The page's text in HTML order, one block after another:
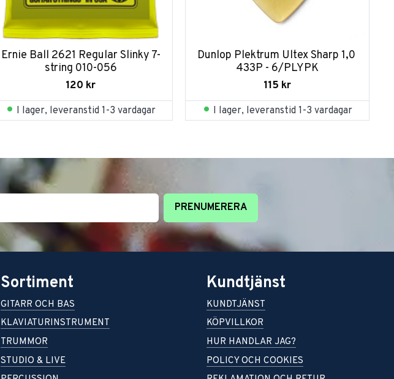
Ernie Ball 2621 Regular Slinky 7-
string 010-056
120 kr
I lager, leveranstid 1-3 vardagar
Dunlop Plektrum Ultex Sharp 1,0
433P - 6/PLYPK
115 kr
I lager, leveranstid 1-3 vardagar
PRENUMERERA
Sortiment
GITARR OCH BAS
KLAVIATURINSTRUMENT
TRUMMOR
STUDIO & LIVE
Kundtjänst
KUNDTJÄNST
KÖPVILLKOR
HUR HANDLAR JAG?
POLICY OCH COOKIES